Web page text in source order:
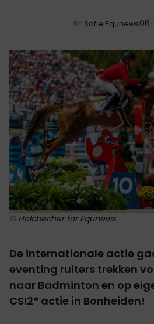
BY Sofie Equnews
© Holcbecher for Equnews
De internationale actie
eventing ruiters trekken
naar Badminton en op
CSI2* actie in Bonheiden!